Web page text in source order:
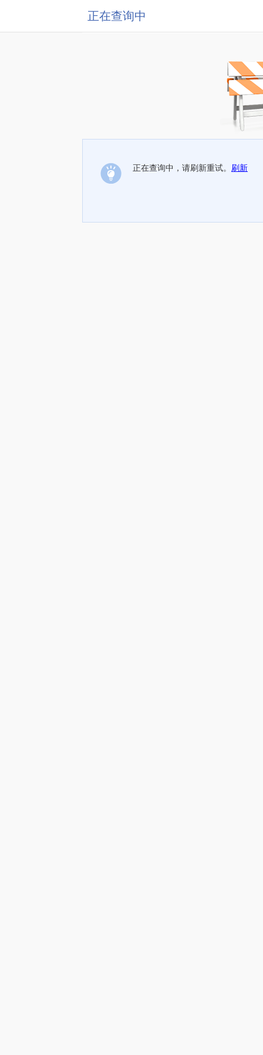
正在查询中
正在查询中，请刷新重试。 刷新